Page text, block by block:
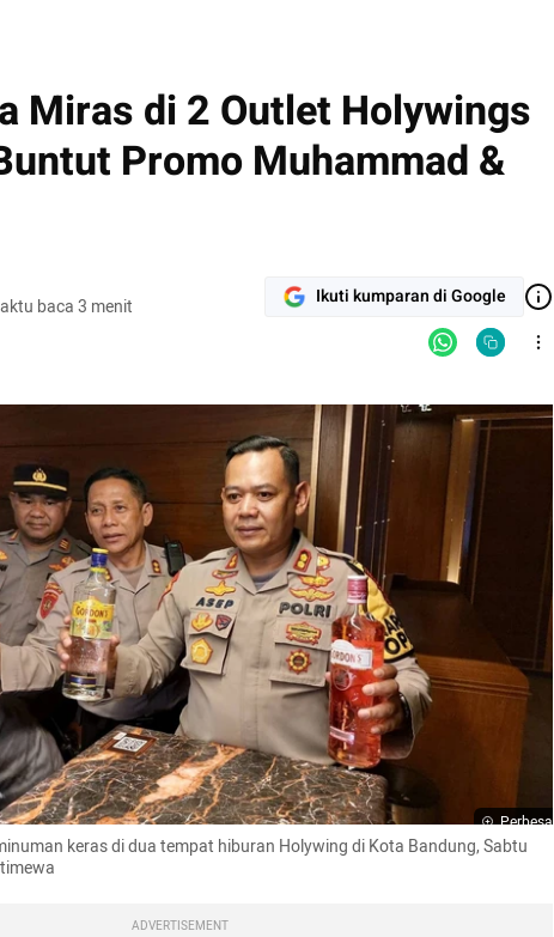
Miras di 2 Outlet Holywings
Promo Muhammad &
baca 3 menit Ikuti kumparan di Google
Perbesar
keras di dua tempat hiburan Holywing di Kota Bandung, Sabtu
ADVERTISEMENT